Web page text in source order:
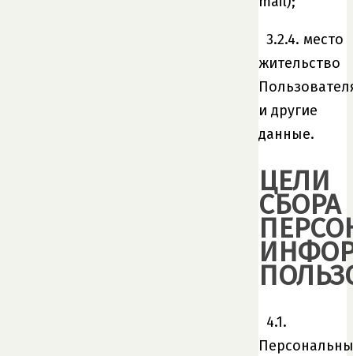
3.2.4. место
жительство
и другие
данные.
ЦЕЛИ
СБОРА
4.1.